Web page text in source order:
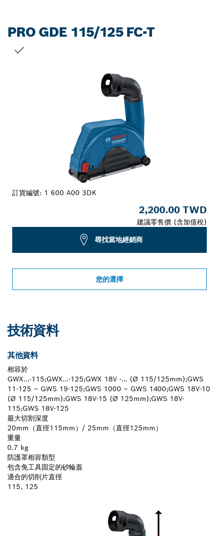
PRO GDE 115/125 FC-T
訂貨編號: 1 600 A00 3DK
2,200.00 TWD
建議零售價 (含加值稅)
尋找當地經銷商
您的選擇
技術資料
其他資料
相容於
GWX...-115;GWX...-125;GWX 18V -... (Ø 115/125mm);GWS
11-125 – GWS 19-125;GWS 1000 – GWS 1400;GWS 18V-10
(Ø 115/125mm);GWS 18V-15 (Ø 125mm);GWS 18V-
115;GWS 18V-125
最大切割深度
20mm（直徑115mm）/ 25mm（直徑125mm）
重量
0.7 kg
防護罩相容類型
包含免工具固定的砂輪蓋
適合的切削片直徑
115, 125